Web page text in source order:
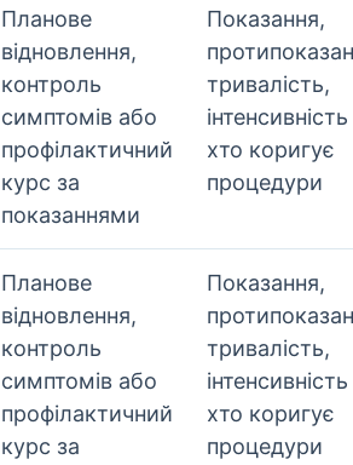
Планове
відновлення,
контроль
симптомів або
профілактичний
курс за
показаннями
Показання,
тривалість,
інтенсивність
хто коригує
процедури
Планове
відновлення,
контроль
симптомів або
профілактичний
курс за
Показання,
тривалість,
інтенсивність
хто коригує
процедури